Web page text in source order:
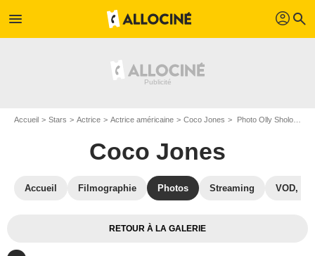
menu profil search
Accueil Stars Actrice Actrice américaine Coco Jones Photo Olly Sholotan, Cassandra Freeman, Coco Jones, Adrian Holmes, Akira Akbar, Jabari Banks
Coco Jones
Accueil Filmographie Photos Streaming VOD,
RETOUR À LA GALERIE